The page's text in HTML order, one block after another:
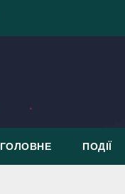
ГОЛОВНЕ ПОДІЇ